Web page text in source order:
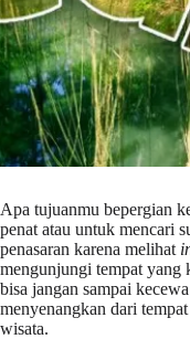
Apa tujuanmu bepergian
penat atau untuk mencari
penasaran karena melihat
mengunjungi tempat yang
bisa jangan sampai
menyenangkan dari
wisata.